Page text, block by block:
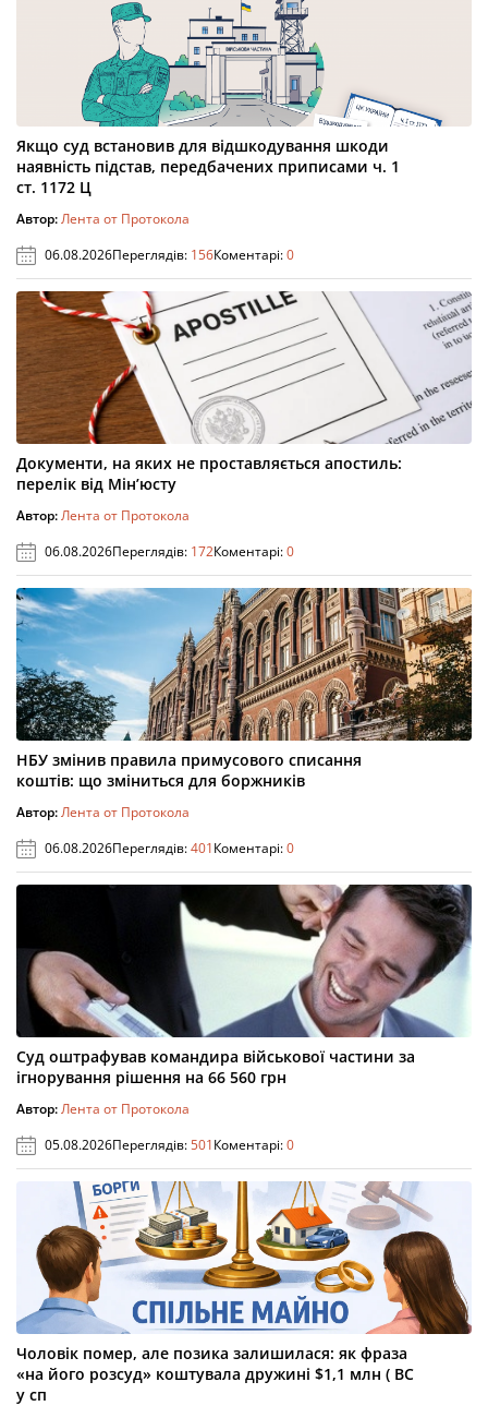
Якщо суд встановив для відшкодування шкоди
наявність підстав, передбачених приписами ч. 1
ст. 1172 Ц
Автор:Лента от Протокола
06.08.2026Переглядів: 156Коментарі:0
Документи, на яких не проставляється апостиль:
перелік від Мін’юсту
Автор:Лента от Протокола
06.08.2026Переглядів: 172Коментарі:0
НБУ змінив правила примусового списання
коштів: що зміниться для боржників
Автор:Лента от Протокола
06.08.2026Переглядів:401Коментарі:0
Суд оштрафував командира військової частини за
ігнорування рішення на 66 560 грн
Автор:Лента от Протокола
05.08.2026Переглядів:501Коментарі:0
Чоловік помер, але позика залишилася: як фраза
«на його розсуд» коштувала дружині $1,1 млн ( ВС
у сп